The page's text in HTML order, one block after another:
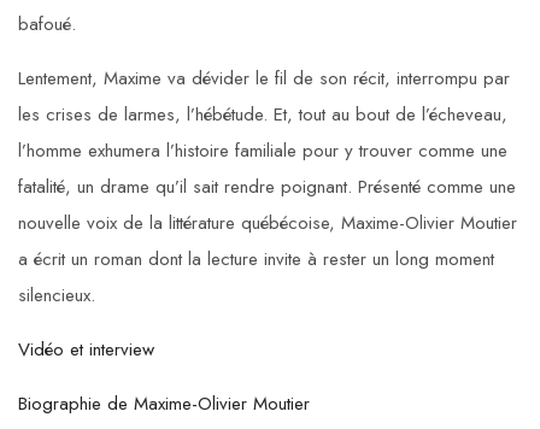
bafoué.
Lentement, Maxime va dévider le fil de son récit, interrompu par
les crises de larmes, l’hébétude. Et, tout au bout de l’écheveau,
l’homme exhumera l’histoire familiale pour y trouver comme une
fatalité, un drame qu’il sait rendre poignant. Présenté comme une
nouvelle voix de la littérature québécoise, Maxime-Olivier Moutier
a écrit un roman dont la lecture invite à rester un long moment
silencieux.
Vidéo et interview
Biographie de Maxime-Olivier Moutier